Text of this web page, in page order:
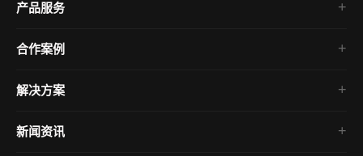
产品服务
企业官网
电商运营
合作案例
企业官网
国际站装修
解决方案
网站建设
新闻资讯